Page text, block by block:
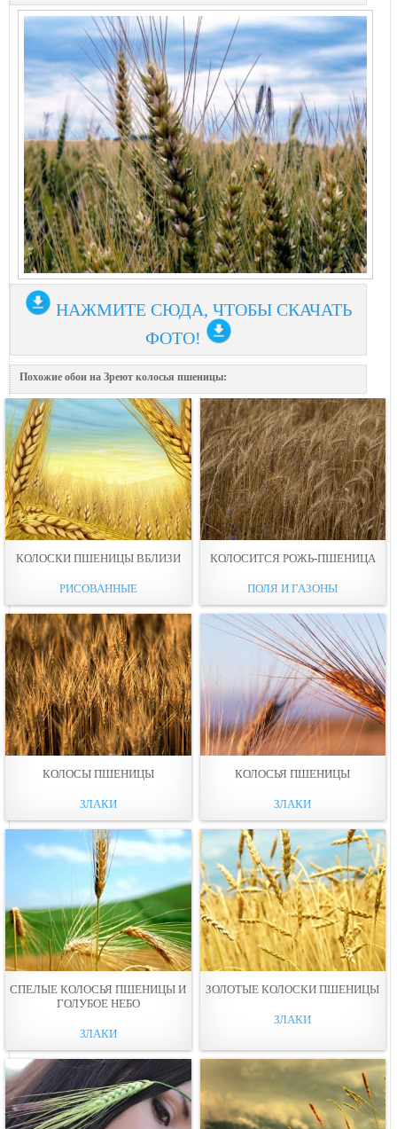
НАЖМИТЕ СЮДА, ЧТОБЫ СКАЧАТЬ
ФОТО!
Похожие обои на Зреют колосья пшеницы:
КОЛОСКИ ПШЕНИЦЫ ВБЛИЗИ
РИСОВАННЫЕ
КОЛОСИТСЯ РОЖЬ-ПШЕНИЦА
ПОЛЯ И ГАЗОНЫ
КОЛОСЫ ПШЕНИЦЫ
ЗЛАКИ
КОЛОСЬЯ ПШЕНИЦЫ
ЗЛАКИ
СПЕЛЫЕ КОЛОСЬЯ ПШЕНИЦЫ И
ГОЛУБОЕ НЕБО
ЗЛАКИ
ЗОЛОТЫЕ КОЛОСКИ ПШЕНИЦЫ
ЗЛАКИ